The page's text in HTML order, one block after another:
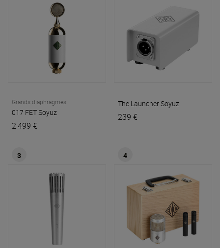
Grands diaphragmes
017 FETSoyuz
2 499 €
The LauncherSoyuz
239 €
3 4